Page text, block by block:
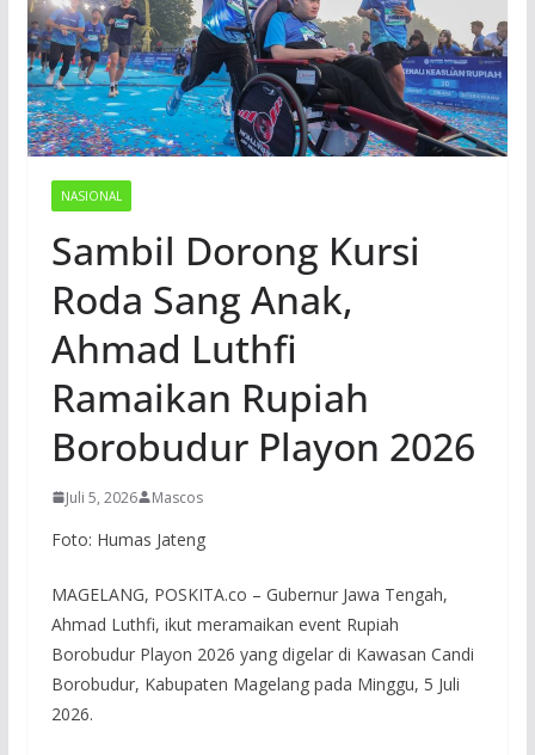
NASIONAL
Sambil Dorong Kursi
Roda Sang Anak,
Ahmad Luthfi
Ramaikan Rupiah
Borobudur Playon 2026
Juli 5, 2026 Mascos
Foto: Humas Jateng
MAGELANG, POSKITA.co – Gubernur Jawa Tengah,
Ahmad Luthfi, ikut meramaikan event Rupiah
Borobudur Playon 2026 yang digelar di Kawasan Candi
Borobudur, Kabupaten Magelang pada Minggu, 5 Juli
2026.